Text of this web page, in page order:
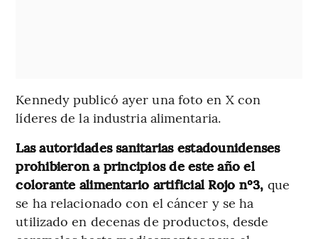
Kennedy publicó ayer una foto en X con
líderes de la industria alimentaria.
Las autoridades sanitarias estadounidenses
prohibieron a principios de este año el
colorante alimentario artificial Rojo nº3, que
se ha relacionado con el cáncer y se ha
utilizado en decenas de productos, desde